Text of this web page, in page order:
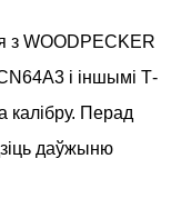
з WOODPECKER
і іншымі Т-
калібру. Перад
даўжыню